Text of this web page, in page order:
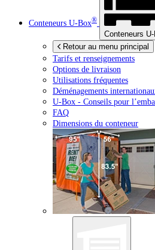
Conteneurs U-Box®
Conteneurs
Retour au menu principal
Tarifs et renseignements
Options de livraison
Utilisations fréquentes
Déménagements
U-Box - Conseils pour
FAQ
Dimensions du conteneur